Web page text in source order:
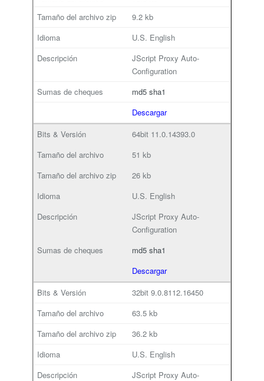
9.2 kb
U.S. English
JScript Proxy Auto-
Configuration
md5 sha1
Descargar
64bit 11.0.14393.0
51 kb
26 kb
U.S. English
JScript Proxy Auto-
Configuration
md5 sha1
Descargar
32bit 9.0.8112.16450
63.5 kb
36.2 kb
U.S. English
JScript Proxy Auto-